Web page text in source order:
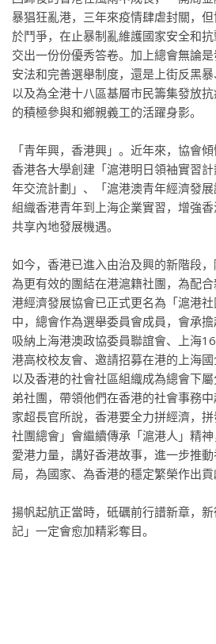
暴猖狂亂港，三年來疫情肆虐封關，
於鬥爭，在止暴制亂維護國家安全和抗
交出一份份優秀答卷。加上總會無論
安法和完善選舉制度，還是上街反黑暴
以及為全港十八區基層市民籌集發放
的積極參與和鄉親義工的活躍身影。
「青年興，香港興」。近年來，協會
香港各大學創建「滬港明日領袖實習
年交流計劃」、「滬港澳青年經濟發
組織香港青年到上海企業實習，增強香
共享內地發展機遇。
如今，香港已進入由治及興的新階段，
為更有效的團結在港滬籍社團，為配
港經濟發展協會已正式更名為「滬港
中，總會作為選舉委員會成員，會承擔
吸納上海港澳政協委員聯誼會、上海
港高校校友會、邀請招募在港的上海
以及香港的社會社區組織成為總會下
弟社團，帶領他們在香港的社會事務
家超長官所說，香港要全力拼經濟，
社團總會」會繼續傳承「滬港人」精
愛港力量，講好香港故事，進一步推
局，為國家、為香港的穩定繁榮作出貢
揚帆起航正當時，砥礪前行譜新章，
記」一定會愈加精彩奪目。